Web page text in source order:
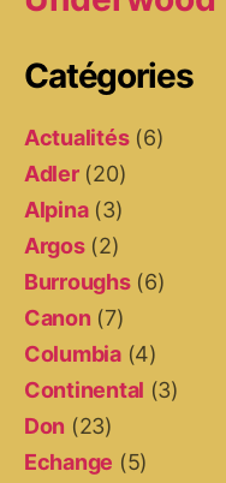
Catégories
Actualités(6)
Adler(20)
Alpina(3)
Argos(2)
Burroughs(6)
Canon (7)
Columbia(4)
Continental (3)
Don (23)
Echange (5)